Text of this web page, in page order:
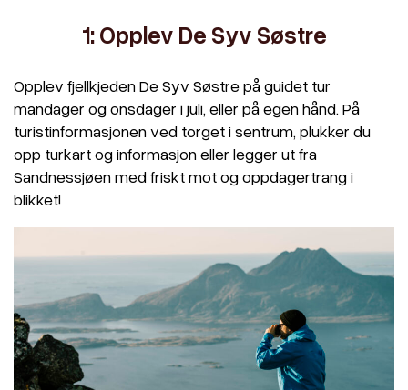
1: Opplev De Syv Søstre
Opplev fjellkjeden De Syv Søstre på guidet tur
mandager og onsdager i juli, eller på egen hånd. På
turistinformasjonen ved torget i sentrum, plukker du
opp turkart og informasjon eller legger ut fra
Sandnessjøen med friskt mot og oppdagertrang i
blikket!